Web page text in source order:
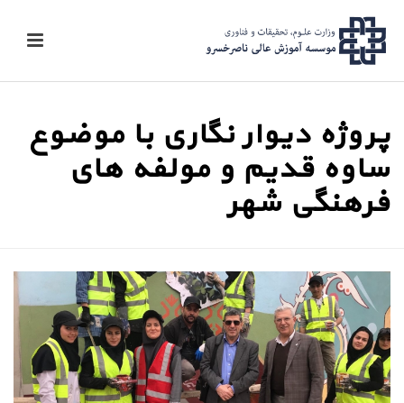
پروژه دیوار نگاری با موضوع
ساوه قدیم و مولفه های
فرهنگی شهر